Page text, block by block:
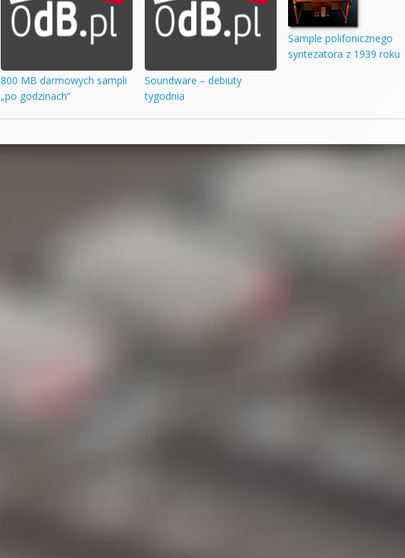
800 MB darmowych sampli
„po godzinach”
Soundware – debiuty
tygodnia
Sample polifonicznego
syntezatora z 1939 roku